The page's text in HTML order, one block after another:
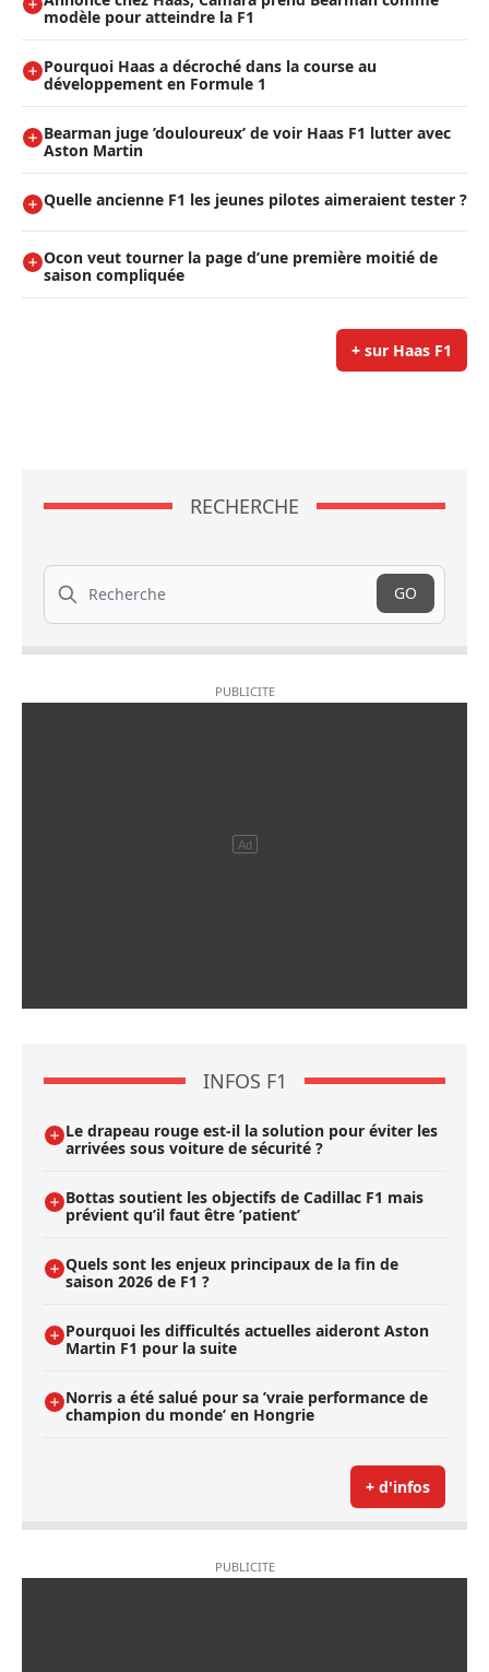
modèle pour atteindre la F1
Pourquoi Haas a décroché dans la course au
développement en Formule 1
Bearman juge ’douloureux’ de voir Haas F1 lutter avec
Aston Martin
Quelle ancienne F1 les jeunes pilotes aimeraient tester ?
Ocon veut tourner la page d’une première moitié de
saison compliquée
+ sur Haas F1
RECHERCHE
Recherche
GO
INFOS F1
Le drapeau rouge est-il la solution pour éviter les
arrivées sous voiture de sécurité ?
Bottas soutient les objectifs de Cadillac F1 mais
prévient qu’il faut être ’patient’
Quels sont les enjeux principaux de la fin de
saison 2026 de F1 ?
Pourquoi les difficultés actuelles aideront Aston
Martin F1 pour la suite
Norris a été salué pour sa ’vraie performance de
champion du monde’ en Hongrie
+ d'infos